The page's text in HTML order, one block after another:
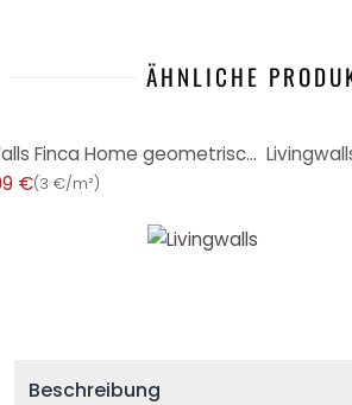
ÄHNLICHE
Livingwalls Vliestapete New Walls Finca Home geometrische Tapete grau, schwarz
€(3 €/m²)
Beschreibung